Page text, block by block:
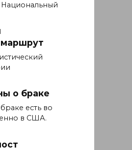
маршрут
о браке
есть во
в США.